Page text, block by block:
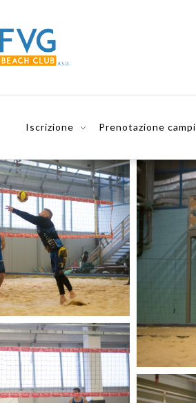
Iscrizione Prenotazione campi